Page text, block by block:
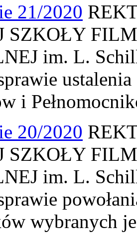
21/2020
SZKOŁY
im. L.
i
20/2020
SZKOŁY
im. L.
wybranych